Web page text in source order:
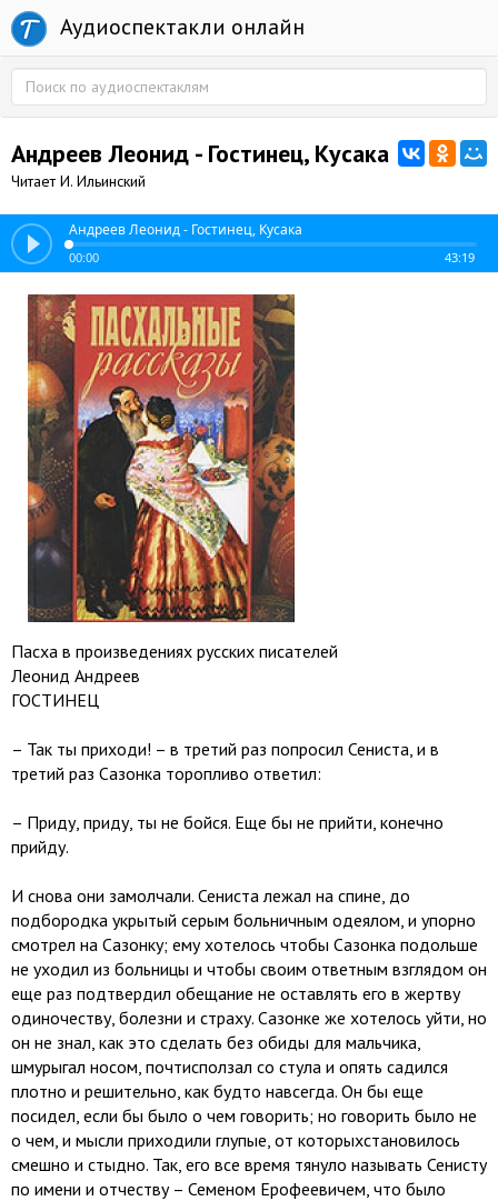
Аудиоспектакли онлайн
Андреев Леонид - Гостинец, Кусака
Читает И. Ильинский
Андреев Леонид - Гостинец, Кусака
00:00 43:19
Пасха в произведениях русских писателей
Леонид Андреев
ГОСТИНЕЦ
– Так ты приходи! – в третий раз попросил Сениста, и в
третий раз Сазонка торопливо ответил:
– Приду, приду, ты не бойся. Еще бы не прийти, конечно
прийду.
И снова они замолчали. Сениста лежал на спине, до
подбородка укрытый серым больничным одеялом, и упорно
смотрел на Сазонку; ему хотелось чтобы Сазонка подольше
не уходил из больницы и чтобы своим ответным взглядом он
еще раз подтвердил обещание не оставлять его в жертву
одиночеству, болезни и страху. Сазонке же хотелось уйти, но
он не знал, как это сделать без обиды для мальчика,
шмурыгал носом, почтисползал со стула и опять садился
плотно и решительно, как будто навсегда. Он бы еще
посидел, если бы было о чем говорить; но говорить было не
о чем, и мысли приходили глупые, от которыхстановилось
смешно и стыдно. Так, его все время тянуло называть Сенисту
по имени и отчеству – Семеном Ерофеевичем, что было